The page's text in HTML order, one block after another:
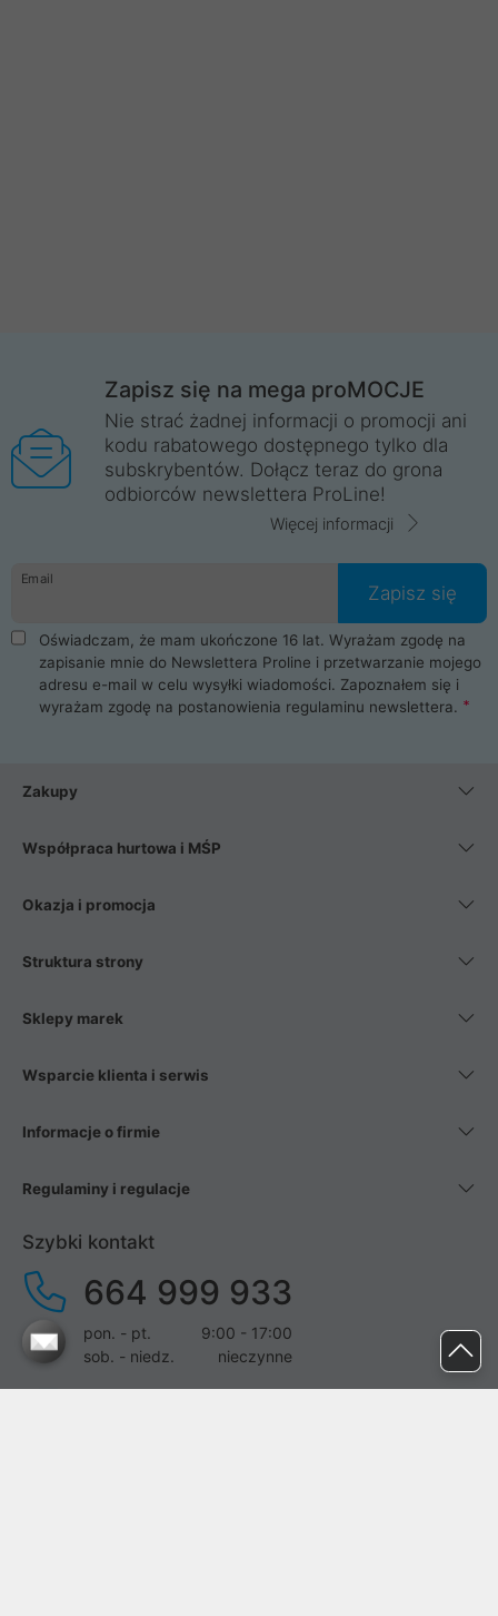
Zapisz się na mega proMOCJE
Nie strać żadnej informacji o promocji ani
kodu rabatowego dostępnego tylko dla
subskrybentów. Dołącz teraz do grona
odbiorców newslettera ProLine!
Więcej informacji
Email
Zapisz się
Oświadczam, że mam ukończone 16 lat. Wyrażam zgodę na
zapisanie mnie do Newslettera Proline i przetwarzanie mojego
adresu e-mail w celu wysyłki wiadomości. Zapoznałem się i
wyrażam zgodę na postanowienia regulaminu newslettera.
Zakupy
Współpraca hurtowa i MŚP
Okazja i promocja
Struktura strony
Sklepy marek
Wsparcie klienta i serwis
Informacje o firmie
Regulaminy i regulacje
Szybki kontakt
664 999 933
pon. - pt.
9:00 - 17:00
sob. - niedz.
nieczynne